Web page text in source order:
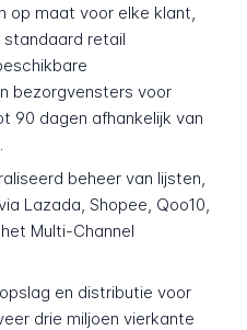
op maat voor elke klant,
retail
bezorgvensters voor
90 dagen afhankelijk van
beheer van lijsten,
Lazada, Shopee, Qoo10,
Multi-Channel
en distributie voor
drie miljoen vierkante